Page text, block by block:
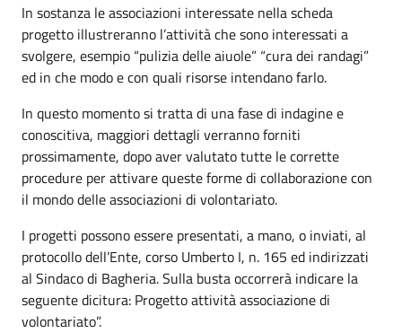
In sostanza le associazioni interessate nella scheda
progetto illustreranno l’attività che sono interessati a
svolgere, esempio “pulizia delle aiuole” “cura dei randagi”
ed in che modo e con quali risorse intendano farlo.
In questo momento si tratta di una fase di indagine e
conoscitiva, maggiori dettagli verranno forniti
prossimamente, dopo aver valutato tutte le corrette
procedure per attivare queste forme di collaborazione con
il mondo delle associazioni di volontariato.
I progetti possono essere presentati, a mano, o inviati, al
protocollo dell’Ente, corso Umberto I, n. 165 ed indirizzati
al Sindaco di Bagheria. Sulla busta occorrerà indicare la
seguente dicitura: Progetto attività associazione di
volontariato”.